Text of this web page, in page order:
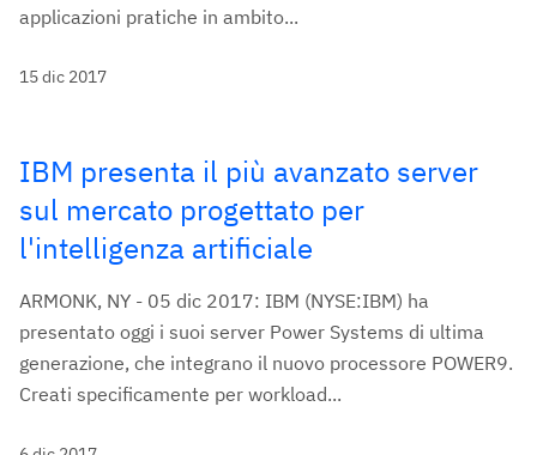
applicazioni pratiche in ambito...
15 dic 2017
IBM presenta il più avanzato server
sul mercato progettato per
l'intelligenza artificiale
ARMONK, NY - 05 dic 2017: IBM (NYSE:IBM) ha
presentato oggi i suoi server Power Systems di ultima
generazione, che integrano il nuovo processore POWER9.
Creati specificamente per workload...